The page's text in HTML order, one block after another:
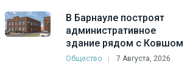
В Барнауле построят
административное
здание рядом с Ковшом
Общество 7 Августа, 2026